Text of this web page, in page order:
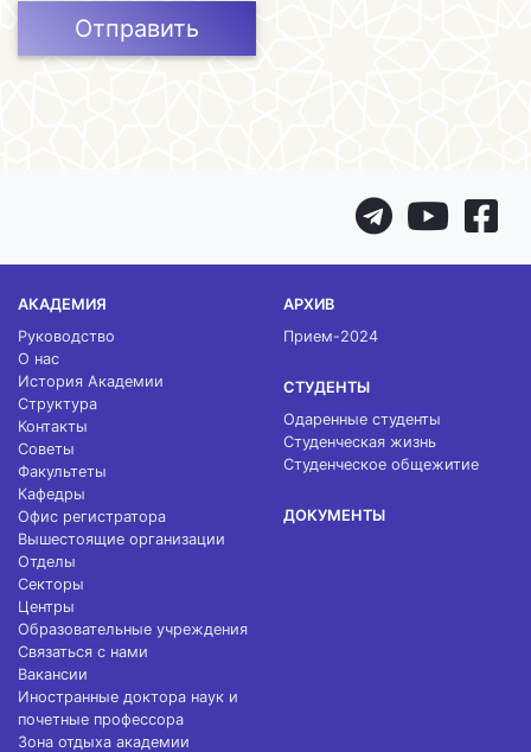
Отправить
АКАДЕМИЯ
Руководство
О нас
История Академии
Структура
Контакты
Советы
Факультеты
Кафедры
Офис регистратора
Вышестоящие организации
Отделы
Секторы
Центры
Образовательные учреждения
Связаться с нами
Вакансии
Иностранные доктора наук и
почетные профессора
Зона отдыха академии
АРХИВ
Прием-2024
СТУДЕНТЫ
Одаренные студенты
Студенческая жизнь
Студенческое общежитие
ДОКУМЕНТЫ